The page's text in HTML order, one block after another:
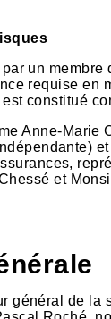
un membre
requise en
constitué
Anne-Marie
et
général de la